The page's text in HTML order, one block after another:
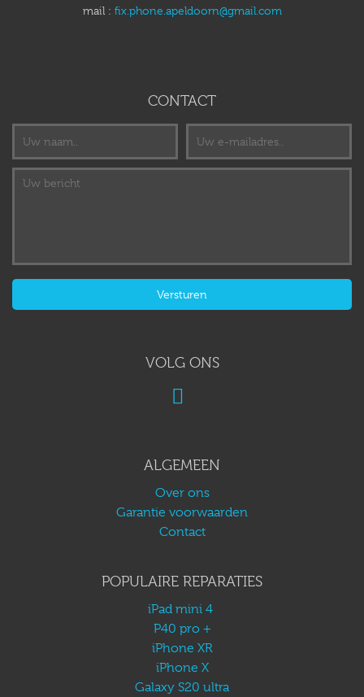
mail : fix.phone.apeldoorn@gmail.com
CONTACT
VOLG ONS
ALGEMEEN
Over ons
Garantie voorwaarden
Contact
POPULAIRE REPARATIES
iPad mini 4
P40 pro +
iPhone XR
iPhone X
Galaxy S20 ultra